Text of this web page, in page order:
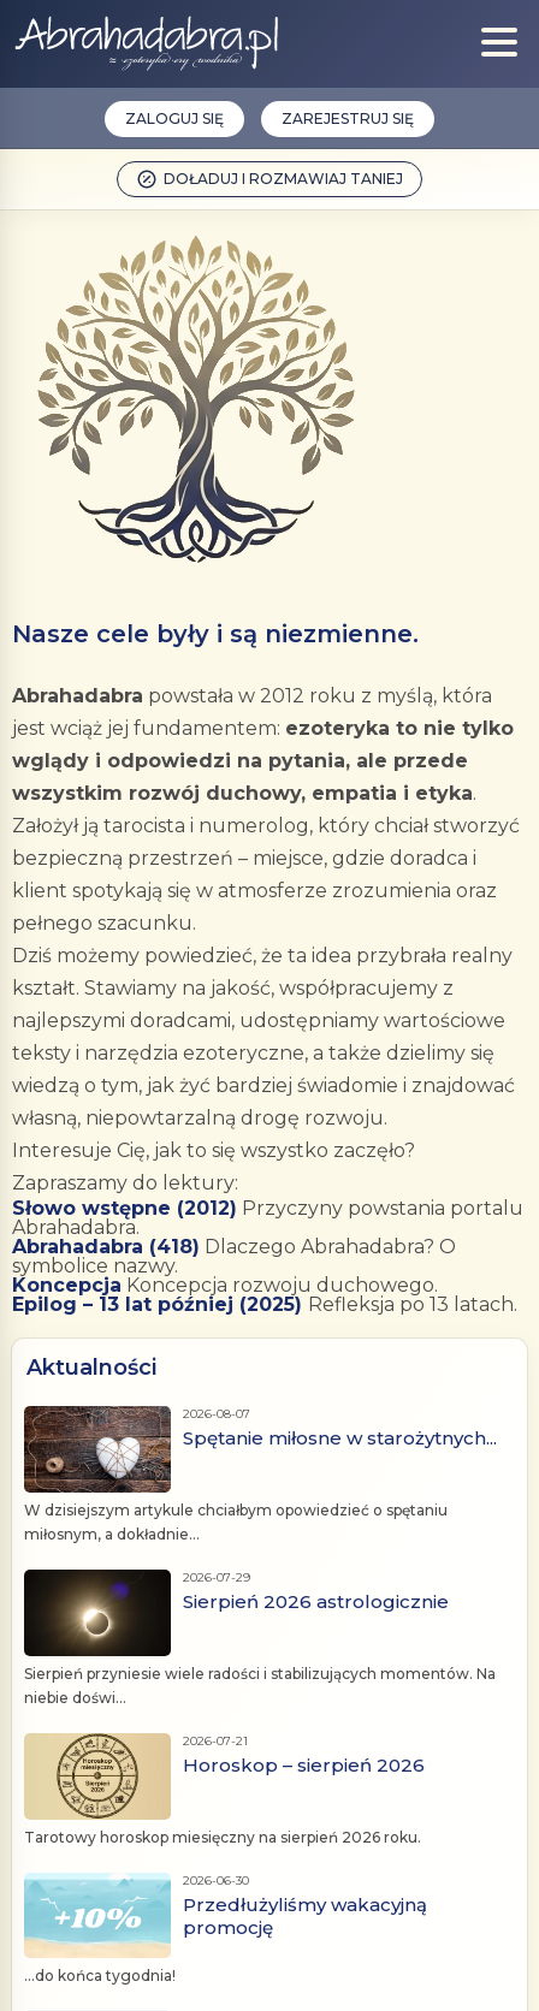
DOŁADUJ I ROZMAWIAJ TANIEJ
ZALOGUJ SIĘ ZAREJESTRUJ SIĘ
Nasze cele były i są niezmienne.
Abrahadabra powstała w 2012 roku z myślą, która
jest wciąż jej fundamentem: ezoteryka to nie tylko
wglądy i odpowiedzi na pytania, ale przede
wszystkim rozwój duchowy, empatia i etyka.
Założył ją tarocista i numerolog, który chciał stworzyć
bezpieczną przestrzeń – miejsce, gdzie doradca i
klient spotykają się w atmosferze zrozumienia oraz
pełnego szacunku.
Dziś możemy powiedzieć, że ta idea przybrała realny
kształt. Stawiamy na jakość, współpracujemy z
najlepszymi doradcami, udostępniamy wartościowe
teksty i narzędzia ezoteryczne, a także dzielimy się
wiedzą o tym, jak żyć bardziej świadomie i znajdować
własną, niepowtarzalną drogę rozwoju.
Interesuje Cię, jak to się wszystko zaczęło?
Zapraszamy do lektury:
Słowo wstępne (2012) Przyczyny powstania portalu
Abrahadabra.
Abrahadabra (418) Dlaczego Abrahadabra? O
symbolice nazwy.
Koncepcja Koncepcja rozwoju duchowego.
Epilog – 13 lat później (2025) Refleksja po 13 latach.
Aktualności
2026-08-07
Spętanie miłosne w starożytnych...
W dzisiejszym artykule chciałbym opowiedzieć o spętaniu
miłosnym, a dokładnie...
2026-07-29
Sierpień 2026 astrologicznie
Sierpień przyniesie wiele radości i stabilizujących momentów. Na
niebie doświ...
2026-07-21
Horoskop – sierpień 2026
Tarotowy horoskop miesięczny na sierpień 2026 roku.
2026-06-30
Przedłużyliśmy wakacyjną
promocję
...do końca tygodnia!